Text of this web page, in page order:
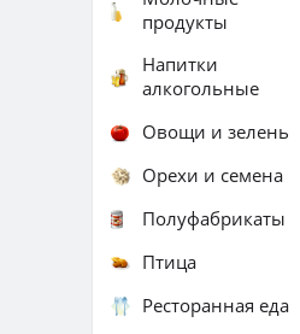
продукты
Напитки
алкогольные
Овощи и зелень
Орехи и семена
Полуфабрикаты
Птица
Ресторанная еда